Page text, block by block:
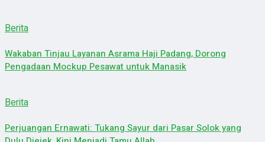
Berita
Wakaban Tinjau Layanan Asrama Haji Padang, Dorong
Pengadaan Mockup Pesawat untuk Manasik
Berita
Perjuangan Ernawati: Tukang Sayur dari Pasar Solok yang